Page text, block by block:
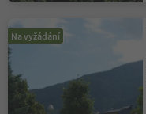
Na vyžádání